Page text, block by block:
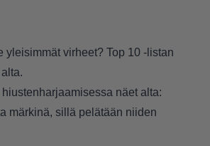
yleisimmät virheet? Top 10 -listan
näet alta:
märkinä, sillä pelätään niiden